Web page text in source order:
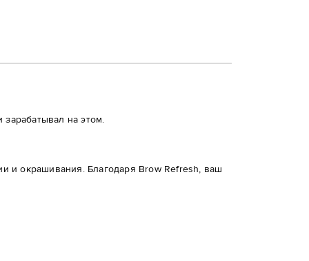
на этом.
и окрашивания. Благодаря Brow Refresh, ваш